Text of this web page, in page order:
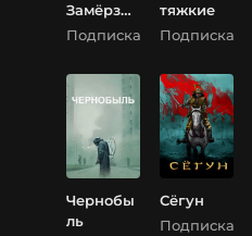
Замёрзш
ая
2
Подписка
тяжкие
Подписка
Чернобы
ль
Сёгун
Подписка